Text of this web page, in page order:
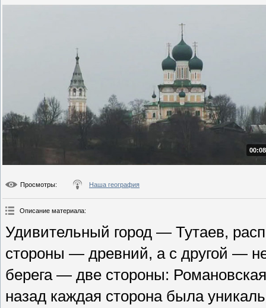
Просмотры: Наша география
Описание материала:
Удивительный город — Тутаев,
стороны — древний, а с другой —
берега — две стороны:
назад каждая сторона была